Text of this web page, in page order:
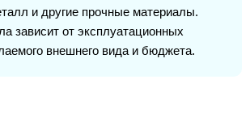
и другие прочные материалы.
зависит от эксплуатационных
внешнего вида и бюджета.